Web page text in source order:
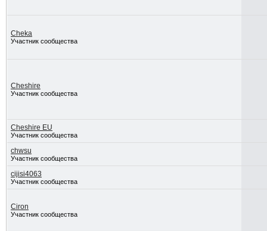
Cheka
Участник сообщества
Cheshire
Участник сообщества
Cheshire EU
Участник сообщества
chwsu
Участник сообщества
cijisi4063
Участник сообщества
Ciron
Участник сообщества